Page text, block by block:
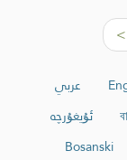
عربي
ئۇيغۇرچە
Bosanski